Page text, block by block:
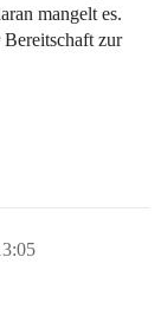
mangelt es.
zur